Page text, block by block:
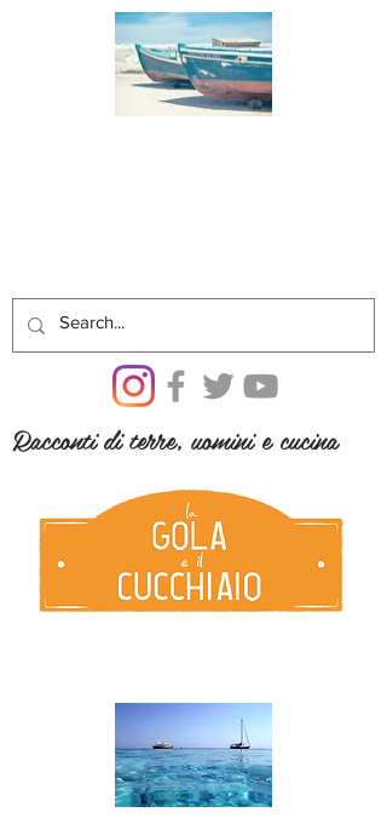
Racconti di terre, uomini e cucina